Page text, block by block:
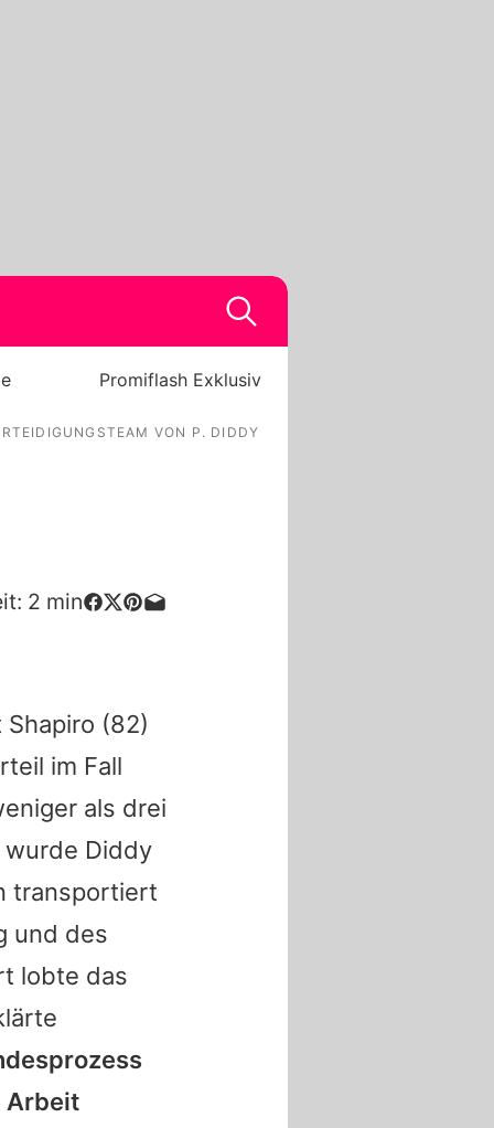
Promiflash Exklusiv
VON P. DIDDY
2 min
Shapiro (82)
im Fall
als drei
wurde Diddy
transportiert
und des
lobte das
Arbeit